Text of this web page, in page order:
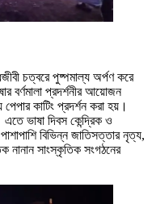
চত্বরে পুষ্পমাল্য অর্পণ করে
বর্ণমালা প্রদর্শনীর আয়োজন
কাটিং প্রদর্শন করা হয়।
ভাষা দিবস কেন্দ্রিক ও
বিভিন্ন জাতিসত্তার নৃত্য,
নানান সাংস্কৃতিক সংগঠনের